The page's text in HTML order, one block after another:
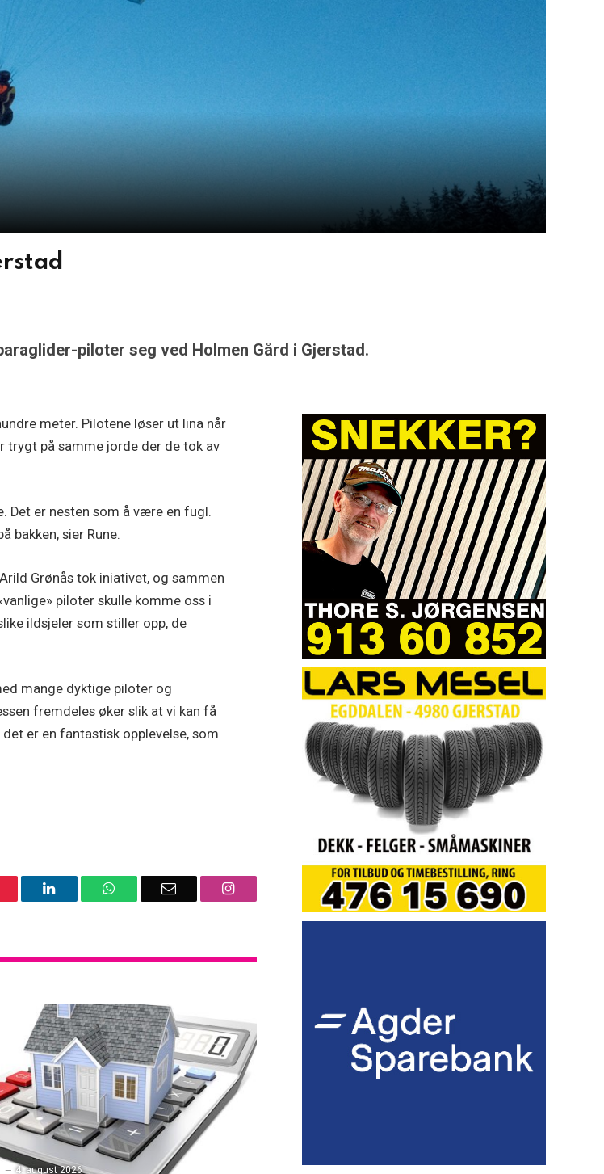
piloter seg ved Holmen Gård i Gjerstad.
meter. Pilotene løser ut lina når
trygt på samme jorde der de tok av
Det er nesten som å være en fugl.
bakken, sier Rune.
Grønås tok iniativet, og sammen
piloter skulle komme oss i
ildsjeler som stiller opp, de
mange dyktige piloter og
fremdeles øker slik at vi kan få
er en fantastisk opplevelse, som
LinkedIn WhatsAppEmail Instagram
4. august 2026